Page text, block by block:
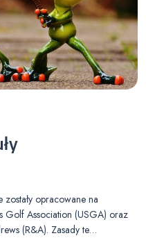
opracowane na
Golf Association (USGA) oraz
(R&A). Zasady te…